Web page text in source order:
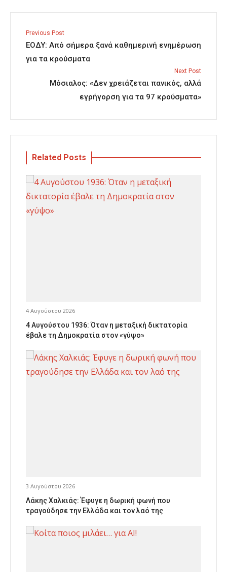
Previous Post
ΕΟΔΥ: Από σήμερα ξανά καθημερινή ενημέρωση
για τα κρούσματα
Next Post
Μόσιαλος: «Δεν χρειάζεται πανικός, αλλά
εγρήγορση για τα 97 κρούσματα»
Related Posts
4 Αυγούστου 2026
4 Αυγούστου 1936: Όταν η μεταξική δικτατορία
έβαλε τη Δημοκρατία στον «γύψο»
3 Αυγούστου 2026
Λάκης Χαλκιάς: Έφυγε η δωρική φωνή που
τραγούδησε την Ελλάδα και τον λαό της